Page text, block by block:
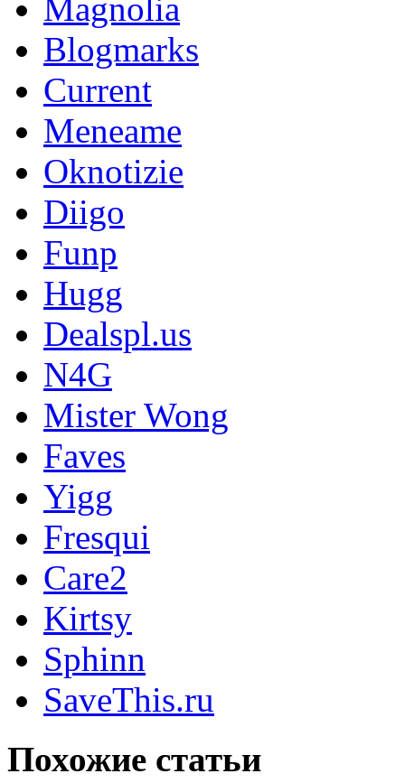
Magnolia
Blogmarks
Current
Meneame
Oknotizie
Diigo
Funp
Hugg
Dealspl.us
N4G
Mister Wong
Faves
Yigg
Fresqui
Care2
Kirtsy
Sphinn
SaveThis.ru
Похожие статьи